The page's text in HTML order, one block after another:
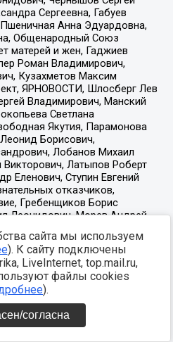
сайта мы используем
). К сайту подключены
LiveInternet, top.mail.ru,
файлы cookies
).
согласна